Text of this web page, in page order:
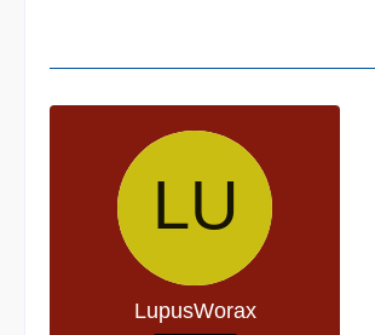
LupusWorax